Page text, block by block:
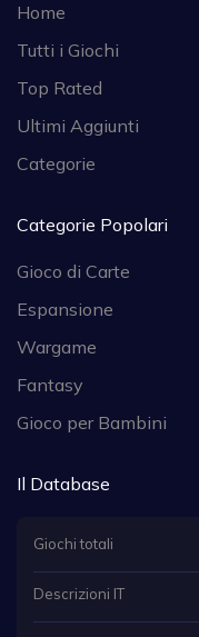
Home
Tutti i Giochi
Top Rated
Ultimi Aggiunti
Categorie
Categorie Popolari
Gioco di Carte
Espansione
Wargame
Fantasy
Gioco per Bambini
Il Database
Giochi totali
Descrizioni IT